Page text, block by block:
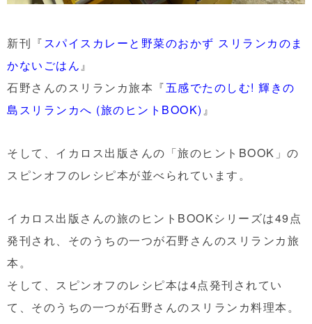
新刊『スパイスカレーと野菜のおかず スリランカのま
かないごはん』
石野さんのスリランカ旅本『五感でたのしむ! 輝きの
島スリランカへ (旅のヒントBOOK) 』
そして、イカロス出版さんの「旅のヒントBOOK」の
スピンオフのレシピ本が並べられています。
イカロス出版さんの旅のヒントBOOKシリーズは49点
発刊され、そのうちの一つが石野さんのスリランカ旅
本。
そして、スピンオフのレシピ本は4点発刊されてい
て、そのうちの一つが石野さんのスリランカ料理本。